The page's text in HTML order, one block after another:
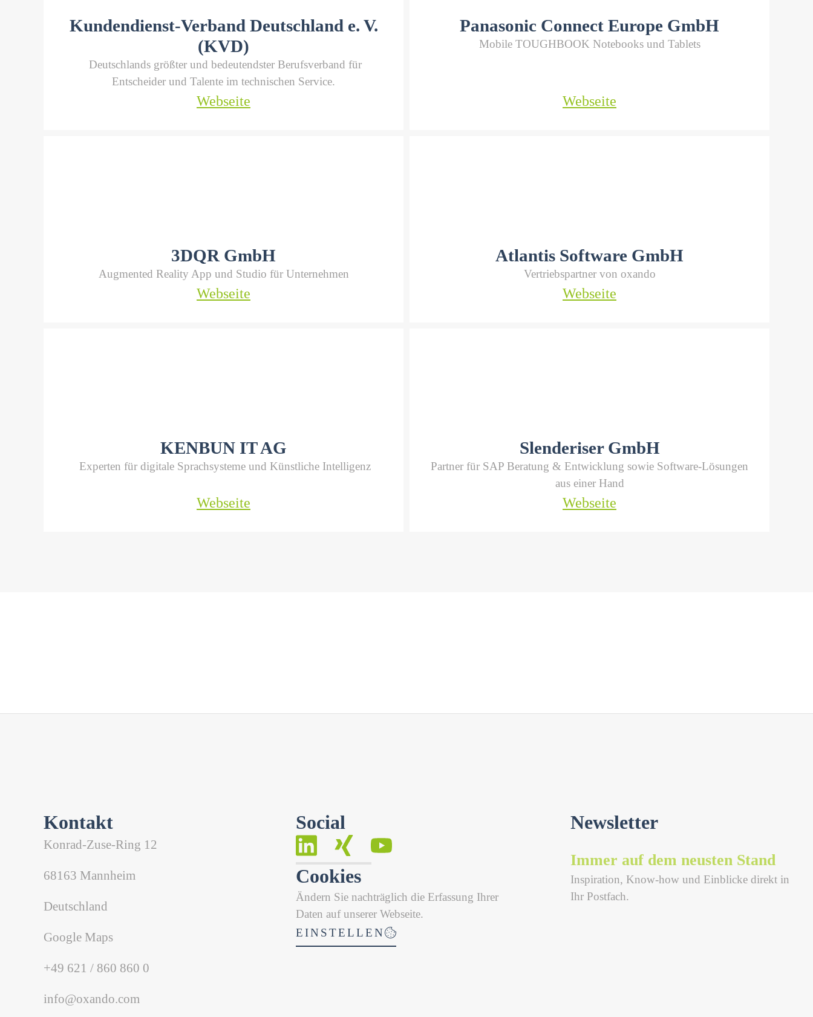
Kundendienst-Verband Deutschland e. V.
(KVD)
Deutschlands größter und bedeutendster Berufsverband für
Entscheider und Talente im technischen Service.
Webseite
Panasonic Connect Europe GmbH
Mobile TOUGHBOOK Notebooks und Tablets
Webseite
3DQR GmbH
Augmented Reality App und Studio für Unternehmen
Webseite
Atlantis Software GmbH
Vertriebspartner von oxando
Webseite
KENBUN IT AG
Experten für digitale Sprachsysteme und Künstliche Intelligenz
Webseite
Slenderiser GmbH
Partner für SAP Beratung & Entwicklung sowie Software-Lösungen
aus einer Hand
Webseite
Kontakt
Konrad-Zuse-Ring 12
68163 Mannheim
Deutschland
Google Maps
+49 621 / 860 860 0
info@oxando.com
Social
Cookies
Ändern Sie nachträglich die Erfassung Ihrer
Daten auf unserer Webseite.
EINSTELLEN
Newsletter
Immer auf dem neusten Stand
Inspiration, Know-how und Einblicke direkt in
Ihr Postfach.